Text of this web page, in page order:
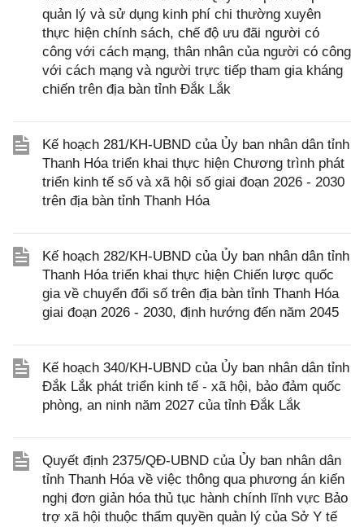
quản lý và sử dụng kinh phí chi thường xuyên
thực hiện chính sách, chế độ ưu đãi người có
công với cách mạng, thân nhân của người có công
với cách mạng và người trực tiếp tham gia kháng
chiến trên địa bàn tỉnh Đắk Lắk
Kế hoạch 281/KH-UBND của Ủy ban nhân dân tỉnh
Thanh Hóa triển khai thực hiện Chương trình phát
triển kinh tế số và xã hội số giai đoạn 2026 - 2030
trên địa bàn tỉnh Thanh Hóa
Kế hoạch 282/KH-UBND của Ủy ban nhân dân tỉnh
Thanh Hóa triển khai thực hiện Chiến lược quốc
gia về chuyển đổi số trên địa bàn tỉnh Thanh Hóa
giai đoạn 2026 - 2030, định hướng đến năm 2045
Kế hoạch 340/KH-UBND của Ủy ban nhân dân tỉnh
Đắk Lắk phát triển kinh tế - xã hội, bảo đảm quốc
phòng, an ninh năm 2027 của tỉnh Đắk Lắk
Quyết định 2375/QĐ-UBND của Ủy ban nhân dân
tỉnh Thanh Hóa về việc thông qua phương án kiến
nghị đơn giản hóa thủ tục hành chính lĩnh vực Bảo
trợ xã hội thuộc thẩm quyền quản lý của Sở Y tế